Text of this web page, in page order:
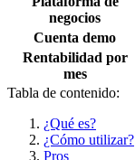
negocios
Cuenta demo
Rentabilidad por
mes
Tabla de contenido:
¿Qué es?
¿Cómo utilizar?
Pros